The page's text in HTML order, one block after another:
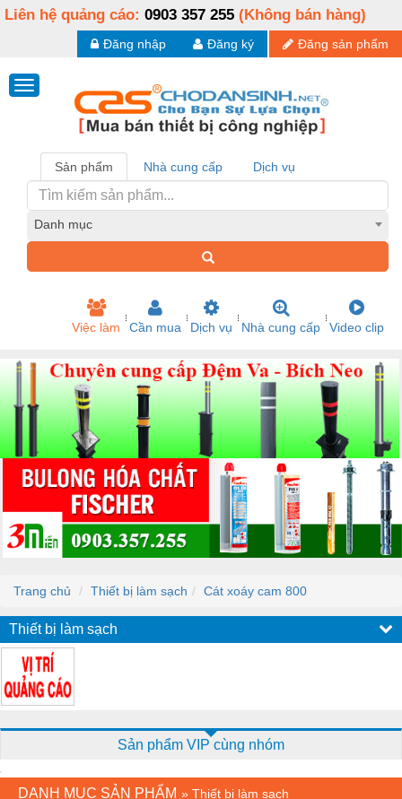
Liên hệ quảng cáo: 0903 357 255 (Không bán hàng)
Đăng sản phẩm
Đăng ký
Đăng nhập
Sản phẩm Nhà cung cấp Dịch vụ
Danh mục
Việc làm Cần mua Dịch vụ Nhà cung cấp Video clip
Trang chủ Thiết bị làm sạch Cát xoáy cam 800
Thiết bị làm sạch
Sản phẩm VIP cùng nhóm
DANH MỤC SẢN PHẨM » Thiết bị làm sạch